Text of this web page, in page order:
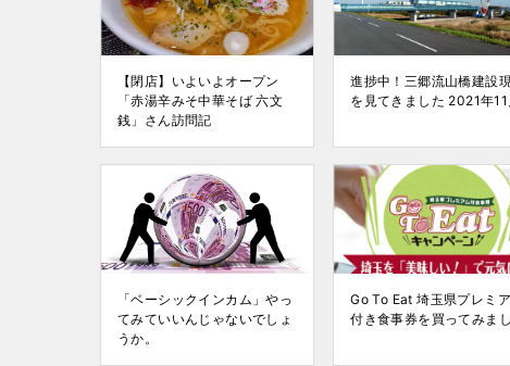
【閉店】いよいよオープン
「赤湯辛みそ中華そば 六文
銭」さん訪問記
進捗中！三郷流山橋建設
を見てきました 2021年11
「ベーシックインカム」やっ
てみていいんじゃないでしょ
うか。
Go To Eat 埼玉県プレミ
付き食事券を買ってみま